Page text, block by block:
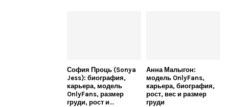
София Проць (Sonya
Jess): биография,
карьера, модель
OnlyFans, размер
груди, рост и...
Анна Малыгон:
модель OnlyFans,
карьера, биография,
рост, вес и размер
груди